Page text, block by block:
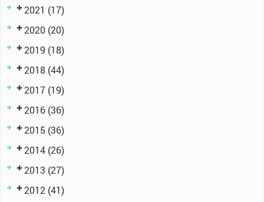
2021 (17)
2020 (20)
2019 (18)
2018 (44)
2017 (19)
2016 (36)
2015 (36)
2014 (26)
2013 (27)
2012 (41)